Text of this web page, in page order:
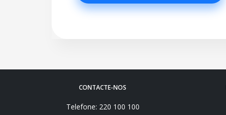
CONTACTE-NOS
Telefone: 220 100 100